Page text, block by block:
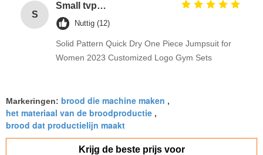
S
Small tvp tsp functional soy protein concentrate food processing equipment
Nuttig (12)
Solid Pattern Quick Dry One Piece Jumpsuit for
Women 2023 Customized Logo Gym Sets
Markeringen: brood die machine maken ,
het materiaal van de broodproductie ,
brood dat productielijn maakt
Krijg de beste prijs voor